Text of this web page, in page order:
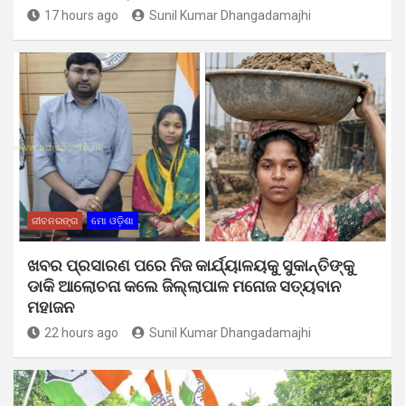
17 hours ago Sunil Kumar Dhangadamajhi
ଜୀବନରଙ୍ଗ ମୋ ଓଡ଼ିଶା
ଖବର ପ୍ରସାରଣ ପରେ ନିଜ କାର୍ଯ୍ୟାଳୟକୁ ସୁକାନ୍ତିଙ୍କୁ
ଡାକି ଆଲୋଚନା କଲେ ଜିଲ୍ଲାପାଳ ମନୋଜ ସତ୍ୟବାନ
ମହାଜନ
22 hours ago Sunil Kumar Dhangadamajhi